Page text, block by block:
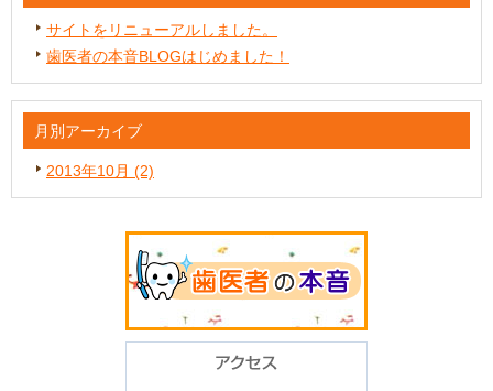
サイトをリニューアルしました。
歯医者の本音BLOGはじめました！
月別アーカイブ
2013年10月 (2)